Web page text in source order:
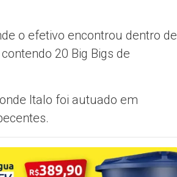
o efetivo encontrou dentro de
20 Big Bigs de
Italo foi autuado em